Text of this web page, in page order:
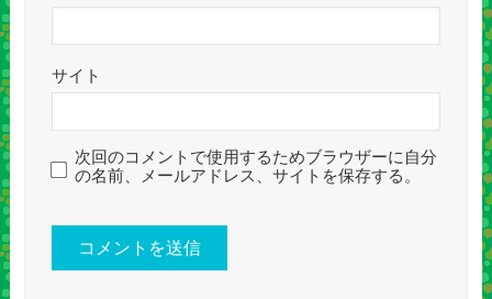
サイト
次回のコメントで使用するためブラウザーに自分
の名前、メールアドレス、サイトを保存する。